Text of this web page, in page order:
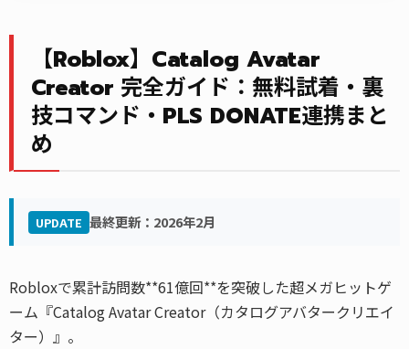
【Roblox】Catalog Avatar
Creator 完全ガイド：無料試着・裏
技コマンド・PLS DONATE連携まと
め
UPDATE 最終更新：2026年2月
Robloxで累計訪問数**61億回**を突破した超メガヒットゲ
ーム『Catalog Avatar Creator（カタログアバタークリエイ
ター）』。